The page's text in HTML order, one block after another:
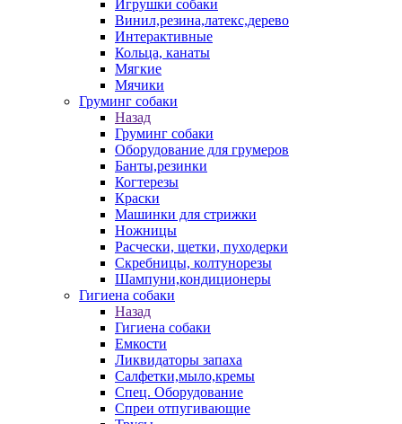
Игрушки собаки
Винил,резина,латекс,дерево
Интерактивные
Кольца, канаты
Мягкие
Мячики
Груминг собаки
Назад
Груминг собаки
Оборудование для грумеров
Банты,резинки
Когтерезы
Краски
Машинки для стрижки
Ножницы
Расчески, щетки, пуходерки
Скребницы, колтунорезы
Шампуни,кондиционеры
Гигиена собаки
Назад
Гигиена собаки
Емкости
Ликвидаторы запаха
Салфетки,мыло,кремы
Спец. Оборудование
Спреи отпугивающие